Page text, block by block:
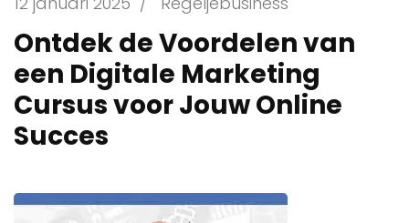
Ontdek de Voordelen van
een Digitale Marketing
Cursus voor Jouw Online
Succes